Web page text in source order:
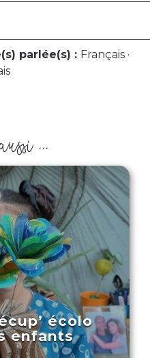
parlée(s) : Français ·
...
écolo
enfants